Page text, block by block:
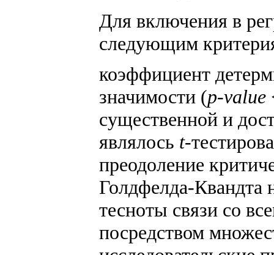
Для включения в
следующим
коэффициент
значимости (p-value
существенной и
являлось t-
преодоление
Голдфелда-Квандта
тесноты связи со
посредством